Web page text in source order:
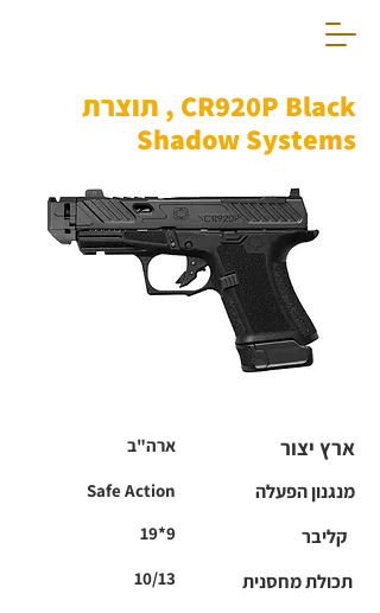
CR920P Black , תוצרת
Shadow Systems
ארה"ב
Safe Action
19*9
10/13
ארץ יצור
מנגנון הפעלה
קליבר
תכולת מחסנית